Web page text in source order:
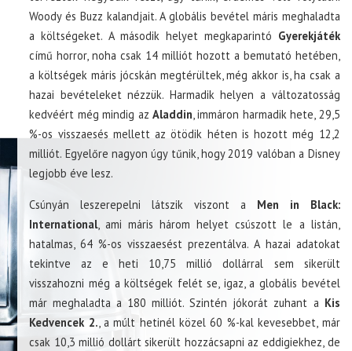
Woody és Buzz kalandjait. A globális bevétel máris meghaladta
a költségeket. A második helyet megkaparintó Gyerekjáték
című horror, noha csak 14 milliót hozott a bemutató hetében,
a költségek máris jócskán megtérültek, még akkor is, ha csak a
hazai bevételeket nézzük. Harmadik helyen a változatosság
kedvéért még mindig az Aladdin, immáron harmadik hete, 29,5
%-os visszaesés mellett az ötödik héten is hozott még 12,2
milliót. Egyelőre nagyon úgy tűnik, hogy 2019 valóban a Disney
legjobb éve lesz.
Csúnyán leszerepelni látszik viszont a Men in Black:
International, ami máris három helyet csúszott le a listán,
hatalmas, 64 %-os visszaesést prezentálva. A hazai adatokat
tekintve az e heti 10,75 millió dollárral sem sikerült
visszahozni még a költségek felét se, igaz, a globális bevétel
már meghaladta a 180 milliót. Szintén jókorát zuhant a Kis
Kedvencek 2., a múlt hetinél közel 60 %-kal kevesebbet, már
csak 10,3 millió dollárt sikerült hozzácsapni az eddigiekhez, de